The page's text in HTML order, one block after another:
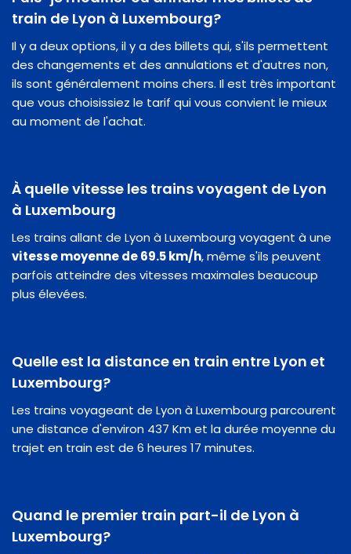
train de Lyon à Luxembourg?
Il y a deux options, il y a des billets qui, s'ils permettent
des changements et des annulations et d'autres non,
ils sont généralement moins chers. Il est très important
que vous choisissiez le tarif qui vous convient le mieux
au moment de l'achat.
À quelle vitesse les trains voyagent de Lyon
à Luxembourg
Les trains allant de Lyon à Luxembourg voyagent à une
vitesse moyenne de 69.5 km/h, même s'ils peuvent
parfois atteindre des vitesses maximales beaucoup
plus élevées.
Quelle est la distance en train entre Lyon et
Luxembourg?
Les trains voyageant de Lyon à Luxembourg parcourent
une distance d'environ 437 Km et la durée moyenne du
trajet en train est de 6 heures 17 minutes.
Quand le premier train part-il de Lyon à
Luxembourg?